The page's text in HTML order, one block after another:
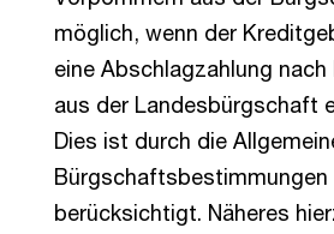
möglich, wenn der
eine Abschlagzahlung
aus der Landesbürgschaft
Dies ist durch die
Bürgschaftsbestimmungen
berücksichtigt. Näheres